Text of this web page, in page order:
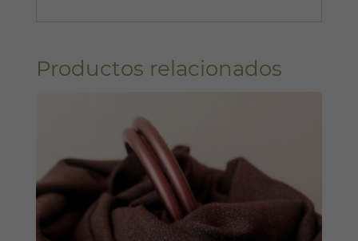
Productos relacionados